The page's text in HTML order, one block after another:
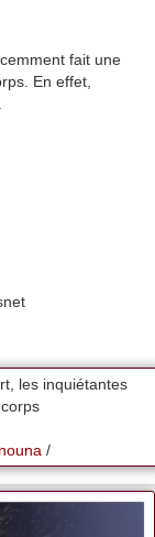
fait une
En effet,
les inquiétantes
/